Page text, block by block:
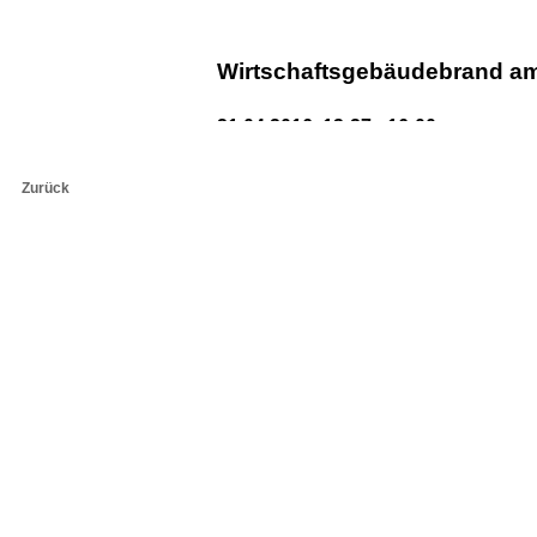
Zurück
Wirtschaftsgebäudebrand
Gratwein -Straßengel
21.04.2016 13:27 - 16:00